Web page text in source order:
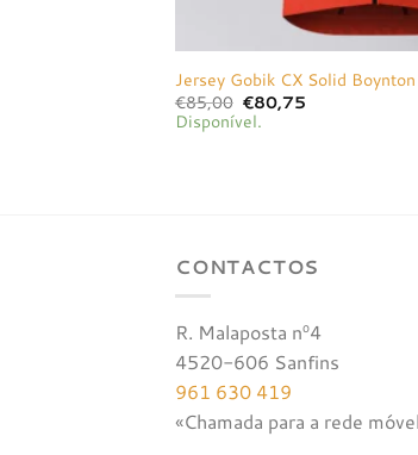
Jersey Gobik CX Solid Boynton
€85,00 O
preço
original
€80,75
Disponível.
CONTACTOS
R. Malaposta nº4
4520-606 Sanfins
961 630 419
«Chamada para a rede